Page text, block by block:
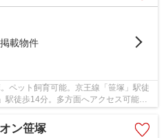
載物件
ペット飼育可能。京王線「笹塚」駅徒
徒歩14分。多方面へアクセス可能な
周辺には、大型...
ン笹塚